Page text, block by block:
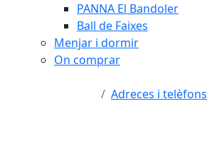
PANNA El Bandoler
Ball de Faixes
Menjar i dormir
On comprar
Adreces i telèfons